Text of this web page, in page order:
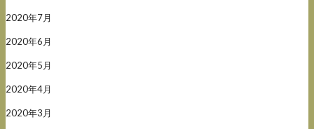
2020年7月
2020年6月
2020年5月
2020年4月
2020年3月